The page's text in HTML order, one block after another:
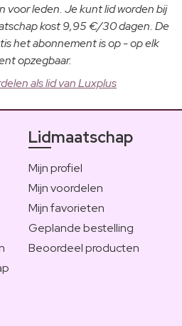
voor leden. Je kunt lid worden bij
kost 9,95 €/30 dagen. De
het abonnement is op - op elk
opzegbaar.
als lid van Luxplus
Lidmaatschap
Mijn profiel
Mijn voordelen
Mijn favorieten
Geplande bestelling
Beoordeel producten